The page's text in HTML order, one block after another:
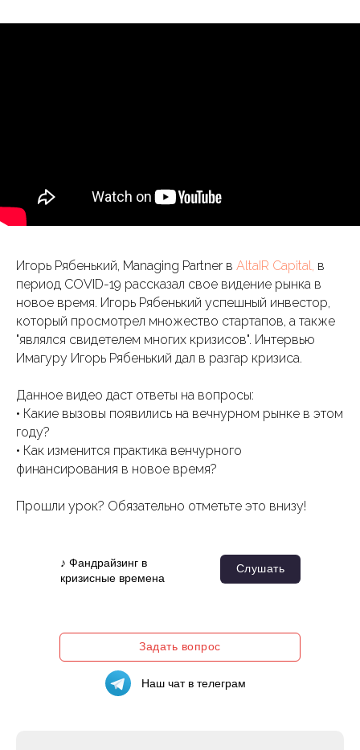
Игорь Рябенький, Managing Partner в AltaIR Capital, в
период COVID-19 рассказал свое видение рынка в
новое время. Игорь Рябенький успешный инвестор,
который просмотрел множество стартапов, а также
"являлся свидетелем многих кризисов". Интервью
Имагуру Игорь Рябенький дал в разгар кризиса.
Данное видео даст ответы на вопросы:
• Какие вызовы появились на вечнурном рынке в этом
году?
• Как изменится практика венчурного
финансирования в новое время?
Прошли урок? Обязательно отметьте это внизу!
♪ Фандрайзинг в
кризисные времена
Слушать
Наш чат в телеграм
Задать вопрос